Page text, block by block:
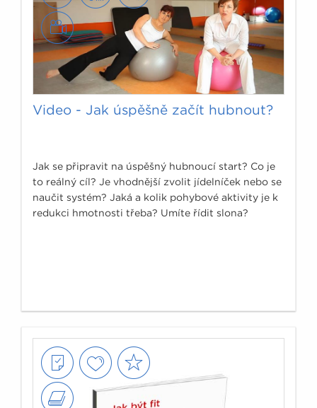
Video - Jak úspěšně začít hubnout?
Jak se připravit na úspěšný hubnoucí start? Co je
to reálný cíl? Je vhodnější zvolit jídelníček nebo se
naučit systém? Jaká a kolik pohybové aktivity je k
redukci hmotnosti třeba? Umíte řídit slona?